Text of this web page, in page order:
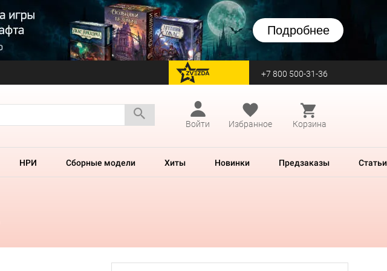
Подробнее
перейти на Zvezda +7 800 500-31-36
Войти
Избранное Корзина
НРИ Сборные модели Хиты Новинки Предзаказы Статьи